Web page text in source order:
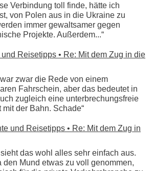
Verbindung toll finde, hätte ich
von Polen aus in die Ukraine zu
immer gewaltsamer gegen
Projekte. Außerdem...“
und Reisetipps • Re: Mit dem Zug in die
zwar die Rede von einem
Fahrschein, aber das bedeutet in
zugleich eine unterbrechungsfreie
der Bahn. Schade“
und Reisetipps • Re: Mit dem Zug in
das wohl alles sehr einfach aus.
den Mund etwas zu voll genommen,